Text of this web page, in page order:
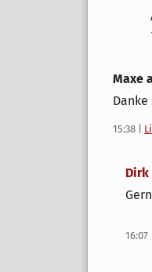
Maxe
Danke
15:38
Dirk
16:07